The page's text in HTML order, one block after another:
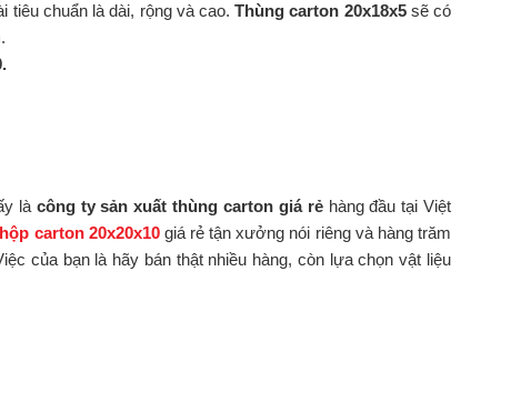
tiêu chuẩn là dài, rộng và cao.Thùng carton 20x18x5sẽ có
là công ty sản xuất thùng carton giá rẻhàng đầu tại Việt
hộp carton 20x20x10giá rẻ tận xưởng nói riêng và hàng trăm
của bạn là hãy bán thật nhiều hàng, còn lựa chọn vật liệu